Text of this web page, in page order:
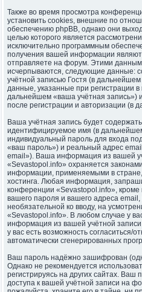
Также во время просмотра
установить cookies, внешние по
обеспечению phpBB, однако они
целью которого является
исключительно программным
получения вашей информации
отправляете на форум. Этими
исчерпываются, следующие данные:
учётной записью Гостя (в
данные, указанные при регистрации
дальнейшем «ваша учётная запись»)
после регистрации и авторизации
Ваша учётная запись будет
идентифицируемое имя (в
индивидуальный пароль для входа
«ваш пароль») и реальный адрес
email»). Ваша информация из вашей
«Sevastopol.info» охраняется
информации, применяемыми в
хостинга. Любая информация,
конференции «Sevastopol.info»,
вашего пароля и вашего адреса
необязательной ко вводу, на
«Sevastopol.info». В любом случае у
информация из вашей учётной
у вас есть возможность согласиться/
автоматически сгенерированных
Ваш пароль надёжно зашифрован
Однако не рекомендуется
регистрируясь на других сайтах. Ваш
доступа к вашей учётной записи на